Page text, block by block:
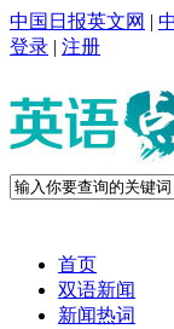
中国日报英文网 |
登录 | 注册
首页
双语新闻
新闻热词